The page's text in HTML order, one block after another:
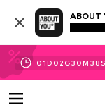
ABOUT
01D 02 G30M 36 S